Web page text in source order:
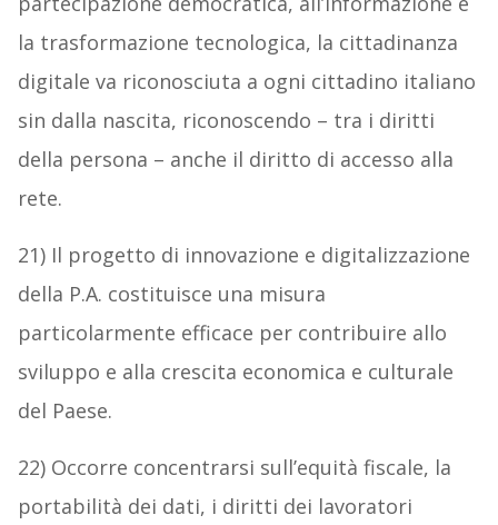
la trasformazione tecnologica, la cittadinanza
digitale va riconosciuta a ogni cittadino italiano
sin dalla nascita, riconoscendo – tra i diritti
della persona – anche il diritto di accesso alla
rete.
21) Il progetto di innovazione e digitalizzazione
della P.A. costituisce una misura
particolarmente efficace per contribuire allo
sviluppo e alla crescita economica e culturale
del Paese.
22) Occorre concentrarsi sull’equità fiscale, la
portabilità dei dati, i diritti dei lavoratori